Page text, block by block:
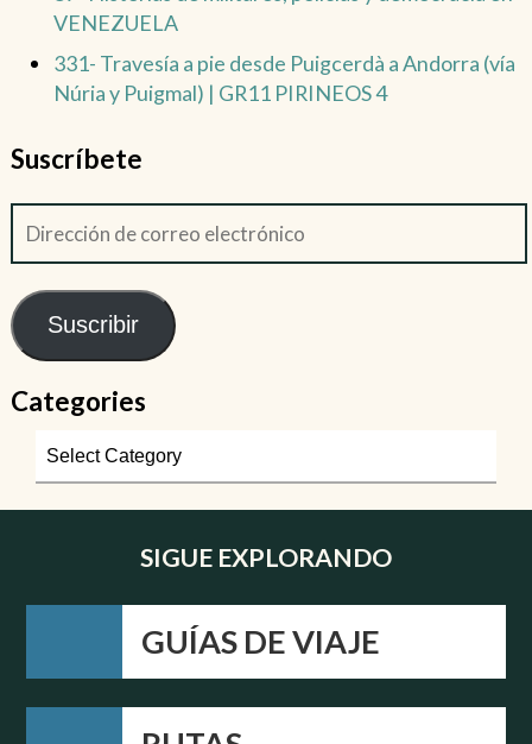
VENEZUELA
331- Travesía a pie desde Puigcerdà a Andorra (vía
Núria y Puigmal) | GR11 PIRINEOS 4
Suscríbete
Suscribir
Categories
SIGUE EXPLORANDO
GUÍAS DE VIAJE